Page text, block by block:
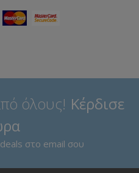
όλους! Κέρδισε
στο email σου